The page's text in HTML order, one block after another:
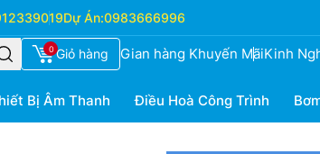
Dự Án:0983666996
0 Giỏ hàng Gian hàng Khuyến MãiKinh
Bị Âm Thanh Điều Hoà Công Trình